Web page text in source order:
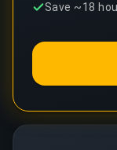
Save ~18